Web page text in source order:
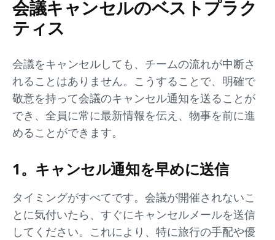
会議キャンセルのベストプラク
ティス
会議をキャンセルしても、チームの流れが中断さ
れることはありません。こうすることで、明確で
敬意を持って会議のキャンセル通知を送ることが
でき、全員に常に最新情報を伝え、物事を前に進
めることができます。
1。キャンセル通知を早めに送信
タイミングがすべてです。会議が開催されないこ
とに気付いたら、すぐにキャンセルメールを送信
してください。これにより、特に旅行の手配や優